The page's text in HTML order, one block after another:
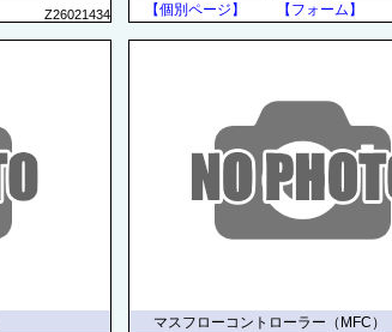
Z26021434
【個別ページ】
【フォーム】
マスフローコントローラー（MFC）